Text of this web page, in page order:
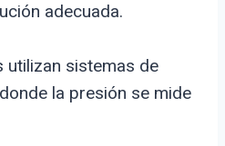
adecuada.
utilizan sistemas de
la presión se mide